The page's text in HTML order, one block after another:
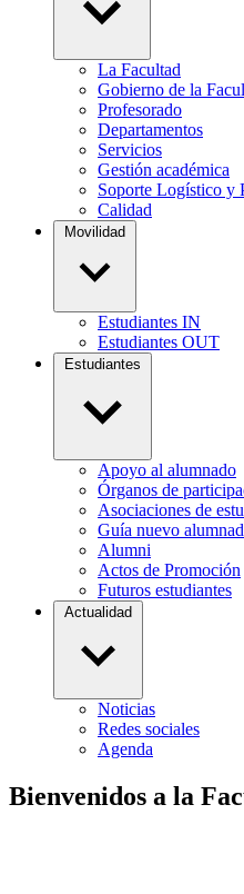
La Facultad
Gobierno de la
Profesorado
Departamentos
Servicios
Gestión académica
Soporte Logístico y
Calidad
Movilidad
Estudiantes IN
Estudiantes OUT
Estudiantes
Apoyo al alumnado
Órganos de
Asociaciones de
Guía nuevo
Alumni
Actos de Promoción
Futuros estudiantes
Actualidad
Noticias
Redes sociales
Agenda
Bienvenidos a la